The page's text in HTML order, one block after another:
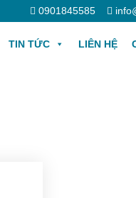
0901845585
TIN TỨC LIÊN HỆ